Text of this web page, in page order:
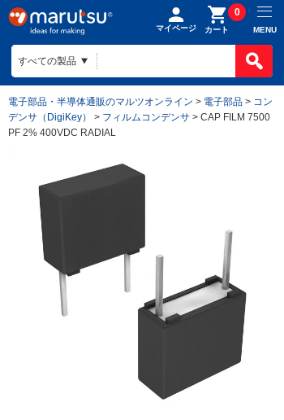
マイページ カート
0
MENU
電子部品・半導体通販のマルツオンライン > 電子部品 > コン
デンサ（DigiKey）
> フィルムコンデンサ > CAP FILM 7500
PF 2% 400VDC RADIAL